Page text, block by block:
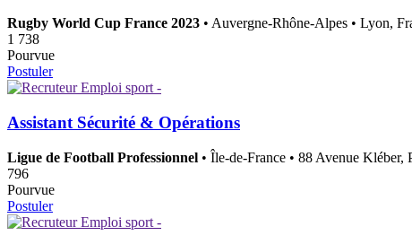
Rugby World Cup France 2023 • Auvergne-Rhône-Alpes • Lyon,
1 738
Pourvue
Postuler
Assistant Sécurité & Opérations
Ligue de Football Professionnel • Île-de-France • 88 Avenue Kléber,
796
Pourvue
Postuler